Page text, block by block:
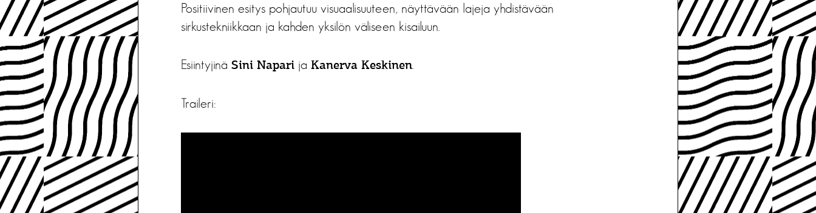
Positiivinen esitys pohjautuu visuaalisuuteen, näyttävään lajeja yhdistävään
sirkustekniikkaan ja kahden yksilön väliseen kisailuun.
Esiintyjinä Sini Napari ja Kanerva Keskinen
Traileri: